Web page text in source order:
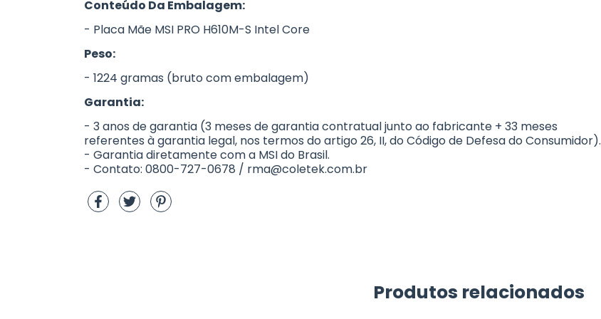
Conteúdo Da Embalagem:
- Placa Mãe MSI PRO H610M-S Intel Core
Peso:
- 1224 gramas (bruto com embalagem)
Garantia:
- 3 anos de garantia (3 meses de garantia contratual junto ao fabricante + 33 meses
referentes à garantia legal, nos termos do artigo 26, II, do Código de Defesa do Consumidor).
- Garantia diretamente com a MSI do Brasil.
- Contato: 0800-727-0678 / rma@coletek.com.br
Produtos relacionados